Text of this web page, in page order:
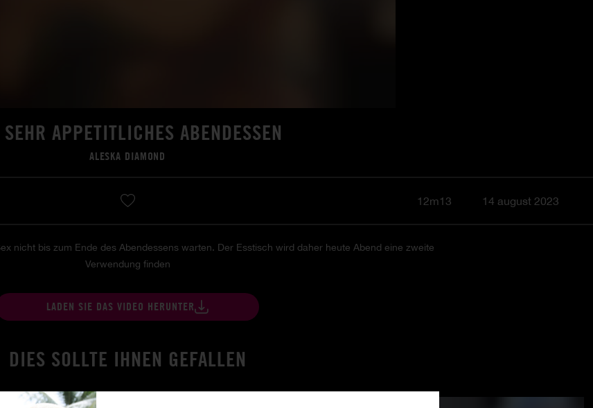
APPETITLICHES ABENDESSEN
ALESKA DIAMOND
12m13 14 august 2023
nicht bis zum Ende des Abendessens warten. Der Esstisch wird daher heute Abend eine zweite
Verwendung finden
LADEN SIE DAS VIDEO HERUNTER
DIES SOLLTE IHNEN GEFALLEN